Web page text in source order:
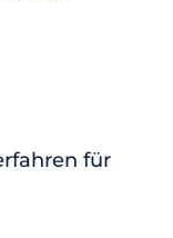
für